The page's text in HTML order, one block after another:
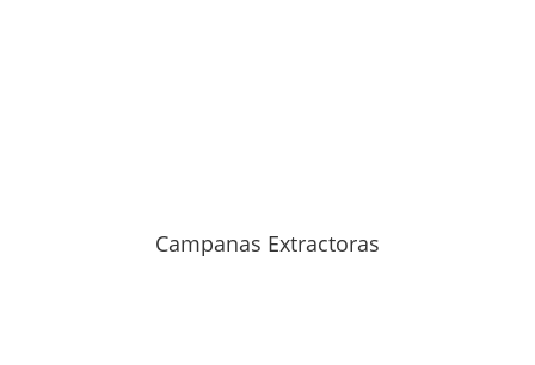
Campanas Extractoras